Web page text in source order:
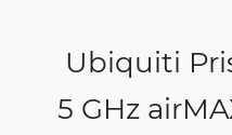
Ubiquiti
5 GHz